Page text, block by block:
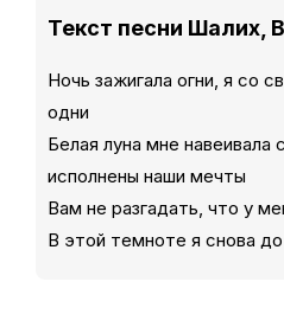
Текст песни Шалих,
Ночь зажигала огни, я со
одни
Белая луна мне навеивала
исполнены наши мечты
Вам не разгадать, что у
В этой темноте я снова до